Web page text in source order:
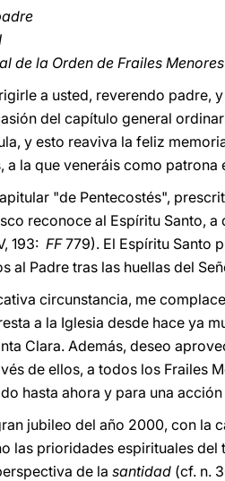
de la Orden de Frailes Menores
a usted, reverendo padre,
del capítulo general
y esto reaviva la feliz
a la que veneráis como
"de Pentecostés",
reconoce al Espíritu Santo,
193: FF779). El Espíritu Santo
al Padre tras las huellas del
circunstancia, me
a la Iglesia desde hace ya
Clara. Además, deseo
de ellos, a todos los Frailes
hasta ahora y para una
jubileo del año 2000, con la
las prioridades espirituales
de la santidad (cf. n.